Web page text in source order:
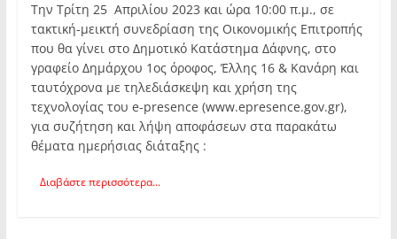
Την Τρίτη 25 Απριλίου 2023 και ώρα 10:00 π.μ., σε
τακτική-μεικτή συνεδρίαση της Οικονομικής Επιτροπής
που θα γίνει στο Δημοτικό Κατάστημα Δάφνης, στο
γραφείο Δημάρχου 1ος όροφος, Έλλης 16 & Κανάρη και
ταυτόχρονα με τηλεδιάσκεψη και χρήση της
τεχνολογίας του e-presence (www.epresence.gov.gr),
για συζήτηση και λήψη αποφάσεων στα παρακάτω
θέματα ημερήσιας διάταξης :
Διαβάστε περισσότερα...